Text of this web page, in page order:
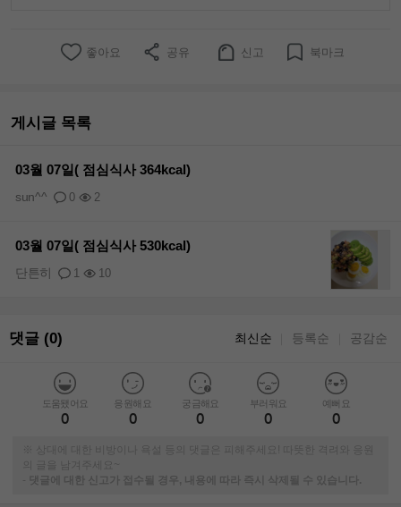
좋아요 공유 신고 북마크
게시글 목록
03월 07일( 점심식사 364kcal)
0 2
sun^^
03월 07일( 점심식사 530kcal)
1 10
단튼히
댓글 (0) 최신순 등록순 공감순
도움됐어요
0
응원해요
0
궁금해요
0
부러워요
0
예뻐요
0
※ 상대에 대한 비방이나 욕설 등의 댓글은 피해주세요! 따뜻한 격려와 응원
의 글을 남겨주세요~
-
댓글에 대한 신고가 접수될 경우, 내용에 따라 즉시 삭제될 수 있습니다.